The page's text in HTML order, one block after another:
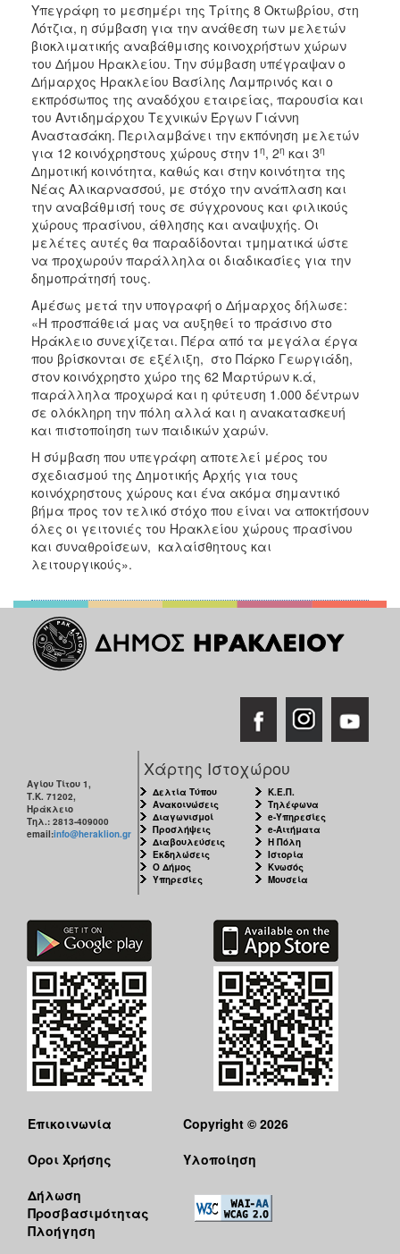
ΗΡΑΚΛΕΙΟ
Υπεγράφη το μεσημέρι της Τρίτης 8 Οκτωβρίου, στη
Λότζια, η σύμβαση για την ανάθεση των μελετών
βιοκλιματικής αναβάθμισης κοινοχρήστων χώρων
του Δήμου Ηρακλείου. Την σύμβαση υπέγραψαν ο
Δήμαρχος Ηρακλείου Βασίλης Λαμπρινός και ο
εκπρόσωπος της αναδόχου εταιρείας, παρουσία και
του Αντιδημάρχου Τεχνικών Έργων Γιάννη
Αναστασάκη. Περιλαμβάνει την εκπόνηση μελετών
για 12 κοινόχρηστους χώρους στην 1 η, 2η και 3η
Δημοτική κοινότητα, καθώς και στην κοινότητα της
Νέας Αλικαρνασσού, με στόχο την ανάπλαση και
την αναβάθμισή τους σε σύγχρονους και φιλικούς
χώρους πρασίνου, άθλησης και αναψυχής. Οι
μελέτες αυτές θα παραδίδονται τμηματικά ώστε
να προχωρούν παράλληλα οι διαδικασίες για την
δημοπράτησή τους.
Αμέσως μετά την υπογραφή ο Δήμαρχος δήλωσε:
«Η προσπάθειά μας να αυξηθεί το πράσινο στο
Ηράκλειο συνεχίζεται. Πέρα από τα μεγάλα έργα
που βρίσκονται σε εξέλιξη, στο Πάρκο Γεωργιάδη,
στον κοινόχρηστο χώρο της 62 Μαρτύρων κ.ά,
παράλληλα προχωρά και η φύτευση 1.000 δέντρων
σε ολόκληρη την πόλη αλλά και η ανακατασκευή
και πιστοποίηση των παιδικών χαρών.
Η σύμβαση που υπεγράφη αποτελεί μέρος του
σχεδιασμού της Δημοτικής Αρχής για τους
κοινόχρηστους χώρους και ένα ακόμα σημαντικό
βήμα προς τον τελικό στόχο που είναι να αποκτήσουν
όλες οι γειτονιές του Ηρακλείου χώρους πρασίνου
και συναθροίσεων, καλαίσθητους και
λειτουργικούς».
Αγίου Τίτου 1,
Τ.Κ. 71202,
Ηράκλειο
Τηλ.: 2813-409000
email:info@heraklion.gr
Χάρτης Ιστοχώρου
Δελτία Τύπου
Ανακοινώσεις
Διαγωνισμοί
Προσλήψεις
Διαβουλεύσεις
Εκδηλώσεις
Ο Δήμος
Υπηρεσίες
Κ.Ε.Π.
Τηλέφωνα
e-Υπηρεσίες
e-Αιτήματα
Η Πόλη
Ιστορία
Κνωσός
Μουσεία
Επικοινωνία
Όροι Χρήσης
Δήλωση
Προσβασιμότητας
Πλοήγηση
Copyright © 2026
Υλοποίηση